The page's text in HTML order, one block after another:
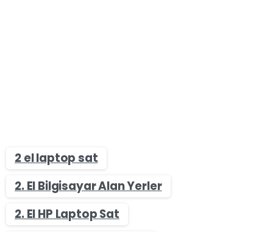
2 el laptop sat
2. El Bilgisayar Alan Yerler
2. El HP Laptop Sat